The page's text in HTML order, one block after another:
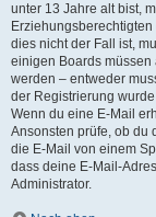
unter 13 Jahre alt bist,
dies nicht der Fall ist,
einigen Boards
werden – entweder
der Registrierung
Wenn du eine E-Mail
Ansonsten prüfe, ob du
die E-Mail von einem
dass deine E-Mail-
Administrator.